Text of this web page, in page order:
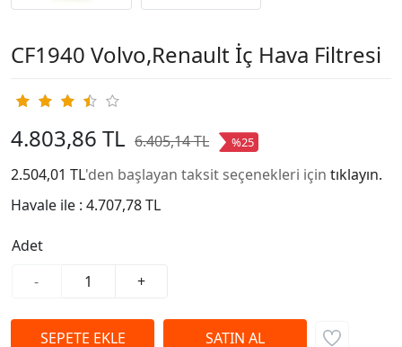
CF1940 Volvo,Renault İç Hava Filtresi
4.803,86 TL 6.405,14 TL %25
2.504,01 TL'den başlayan taksit seçenekleri için tıklayın.
Havale ile : 4.707,78 TL
Adet
-
+